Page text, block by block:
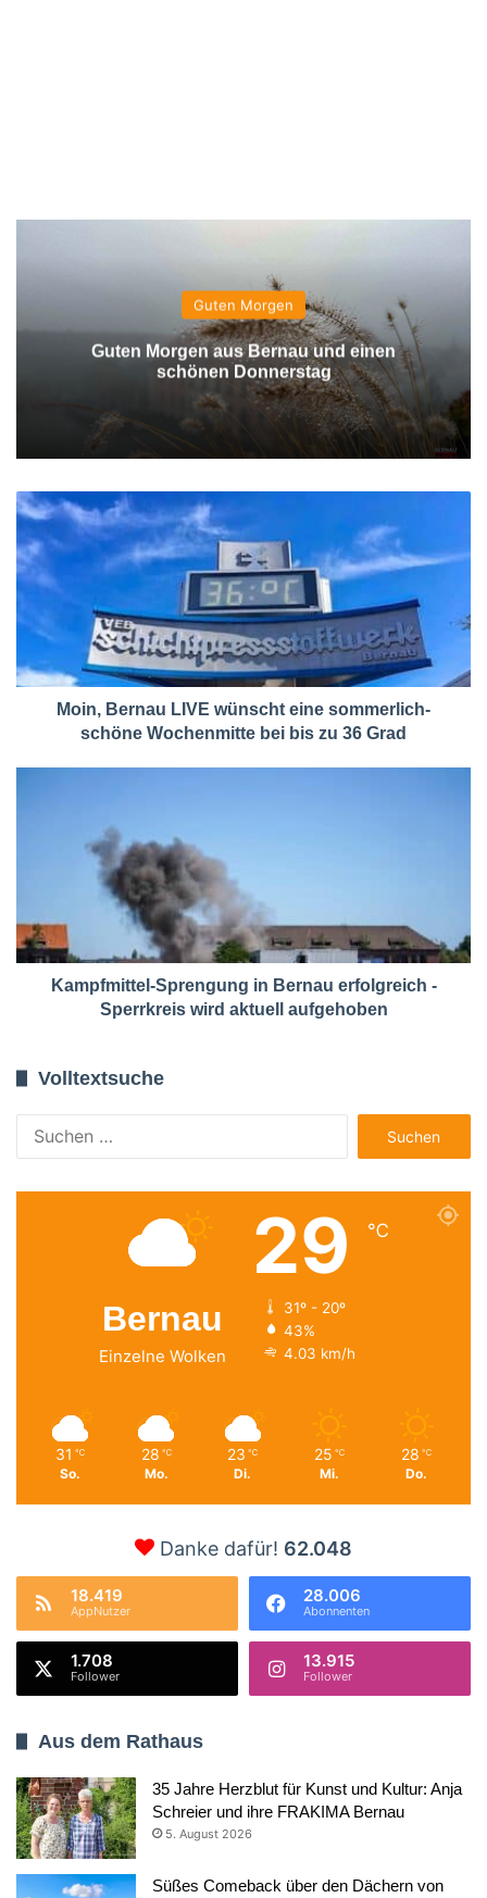
Guten Morgen
Guten Morgen aus Bernau und einen
schönen Donnerstag
Moin, Bernau LIVE wünscht eine sommerlich-
schöne Wochenmitte bei bis zu 36 Grad
Kampfmittel-Sprengung in Bernau erfolgreich -
Sperrkreis wird aktuell aufgehoben
Volltextsuche
nach:
Bernau
Einzelne Wolken
29 ℃
31º - 20º
43%
4.03 km/h
31 ℃
So.
28 ℃
Mo.
23 ℃
Di.
25 ℃
Mi.
28 ℃
Do.
Danke dafür! 62.048
18.419
AppNutzer
28.006
Abonnenten
1.708
Follower
13.915
Follower
Aus dem Rathaus
35 Jahre Herzblut für Kunst und Kultur: Anja
Schreier und ihre FRAKIMA Bernau
5. August 2026
Süßes Comeback über den Dächern von